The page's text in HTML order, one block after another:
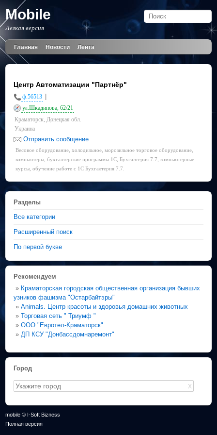
Mobile
Легкая версия
Главная Новости Лента
Центр Автоматизации "Партнёр"
ф.56513
ул.Шкадинова, 62/21
Краматорск, Донецкая обл.
Украина
Отправить сообщение
Весовое оборудование, холодильное, морозильное торговое оборудование,
компьютеры, бухгалтерские программы 1С, Бухгалтерия 7.7, компьютерные
курсы, обучение работе с 1С Бухгалтерия 7.7.
Разделы
Все категории
Расширенный поиск
По первой букве
Рекомендуем
» Краматорская городская общественная организация бывших
узников фашизма "Остарбайтэры"
»Animals. Центр красоты и здоровья домашних животных
»Торговая сеть " Триумф "
»ООО "Евротел-Краматорск"
» ДП КСУ "Донбассдомнаремонт"
Город
X
mobile © I-Soft Bizness
Полная версия